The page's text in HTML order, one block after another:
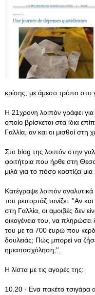
κρίσης, με άμεσο τρόπο στο
Η 21χρονη λοιπόν γράφει
οποίο βρίσκεται στα ίδια
Γαλλία, αν και οι μισθοί στη
Στο blog της λοιπόν στην
φοιτήτρια που ήρθε στη
μιλά για το πόσο κοστίζει
Κατέγραψε λοιπόν
του ρεπορτάζ τονίζει: ''Αν και
στη Γαλλία, οι αμοιβές δεν
οικογένεια του, να
του με τα 700 ευρώ που
δουλειάς; Πώς μπορεί να
ημιαπασχόληση;''.
Η λίστα με τις αγορές της:
10.20 - Ενα πακέτο τσιγάρα